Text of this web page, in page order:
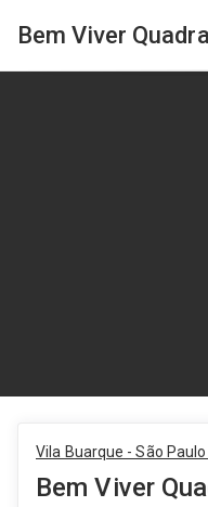
Bem Viver
Vila Buarque - São Paulo
Bem Viver